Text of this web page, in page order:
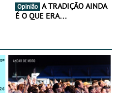
Opinião
É O QUE ERA…